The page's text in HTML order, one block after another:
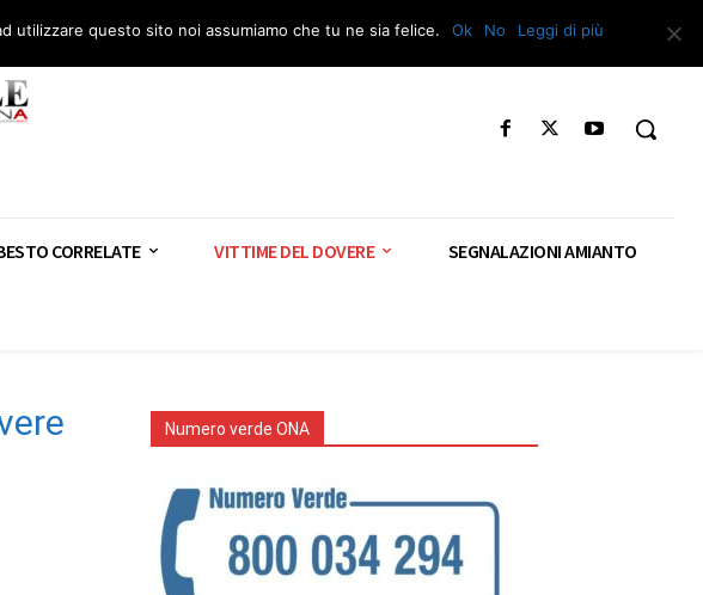
lavoro Segnala – AGN Segnala – Repac
CORRELATE VITTIME DEL DOVERE SEGNALAZIONI AMIANTO
Numero verde ONA
utilizzare questo sito noi assumiamo che tu ne sia felice. Ok No Leggi di più